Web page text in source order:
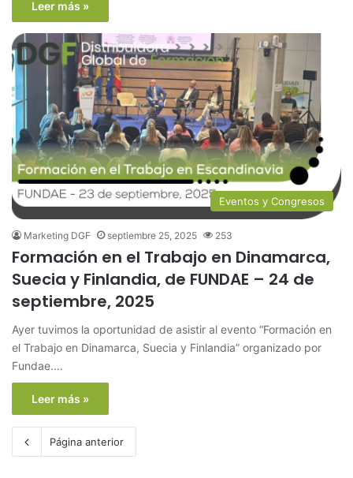
Leer más »
Eventos y Congresos
Marketing DGF septiembre 25, 2025 253
Formación en el Trabajo en Dinamarca,
Suecia y Finlandia, de FUNDAE – 24 de
septiembre, 2025
Ayer tuvimos la oportunidad de asistir al evento “Formación en
el Trabajo en Dinamarca, Suecia y Finlandia” organizado por
Fundae.…
Leer más »
Página anterior